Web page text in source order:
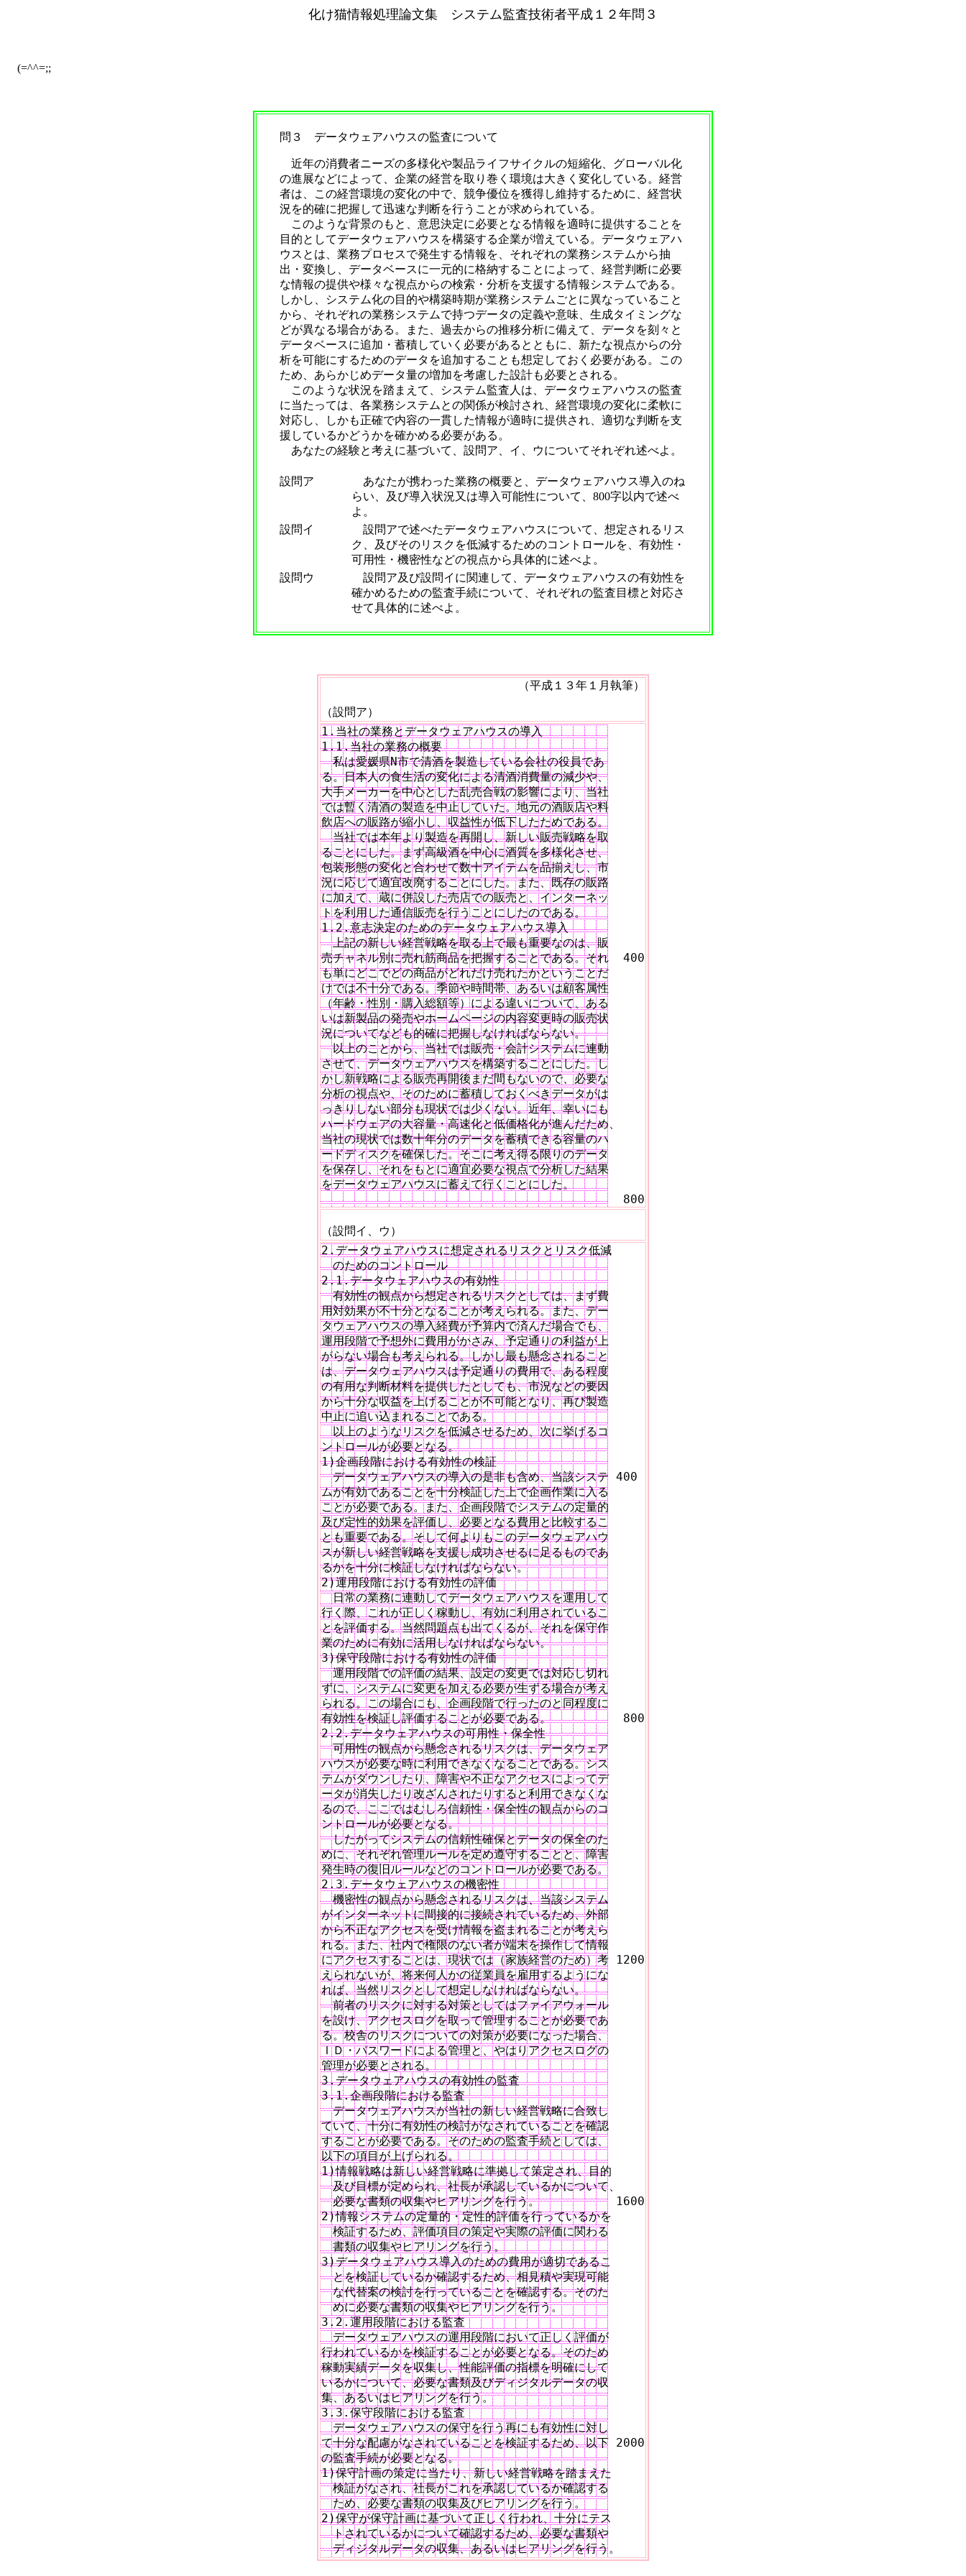
化け猫情報処理論文集 システム監査技術者平成１２年問３
(=^^=;;
問３ データウェアハウスの監査について
近年の消費者ニーズの多様化や製品ライフサイクルの短縮化、グローバル化
の進展などによって、企業の経営を取り巻く環境は大きく変化している。経営
者は、この経営環境の変化の中で、競争優位を獲得し維持するために、経営状
況を的確に把握して迅速な判断を行うことが求められている。
このような背景のもと、意思決定に必要となる情報を適時に提供することを
目的としてデータウェアハウスを構築する企業が増えている。データウェアハ
ウスとは、業務プロセスで発生する情報を、それぞれの業務システムから抽
出・変換し、データベースに一元的に格納することによって、経営判断に必要
な情報の提供や様々な視点からの検索・分析を支援する情報システムである。
しかし、システム化の目的や構築時期が業務システムごとに異なっていること
から、それぞれの業務システムで持つデータの定義や意味、生成タイミングな
どが異なる場合がある。また、過去からの推移分析に備えて、データを刻々と
データベースに追加・蓄積していく必要があるとともに、新たな視点からの分
析を可能にするためのデータを追加することも想定しておく必要がある。この
ため、あらかじめデータ量の増加を考慮した設計も必要とされる。
このような状況を踏まえて、システム監査人は、データウェアハウスの監査
に当たっては、各業務システムとの関係が検討され、経営環境の変化に柔軟に
対応し、しかも正確で内容の一貫した情報が適時に提供され、適切な判断を支
援しているかどうかを確かめる必要がある。
あなたの経験と考えに基づいて、設問ア、イ、ウについてそれぞれ述べよ。
設問ア
あなたが携わった業務の概要と、データウェアハウス導入のね
らい、及び導入状況又は導入可能性について、800字以内で述べ
よ。
設問イ
設問アで述べたデータウェアハウスについて、想定されるリス
ク、及びそのリスクを低減するためのコントロールを、有効性・
可用性・機密性などの視点から具体的に述べよ。
設問ウ
設問ア及び設問イに関連して、データウェアハウスの有効性を
確かめるための監査手続について、それぞれの監査目標と対応さ
せて具体的に述べよ。
（平成１３年１月執筆）
（設問ア）
1.当社の業務とデータウェアハウスの導入
1.1.当社の業務の概要
私は愛媛県N市で清酒を製造している会社の役員であ
る。日本人の食生活の変化による清酒消費量の減少や、
大手メーカーを中心とした乱売合戦の影響により、当社
では暫く清酒の製造を中止していた。地元の酒販店や料
飲店への販路が縮小し、収益性が低下したためである。
当社では本年より製造を再開し、新しい販売戦略を取
ることにした。まず高級酒を中心に酒質を多様化させ、
包装形態の変化と合わせて数十アイテムを品揃えし、市
況に応じて適宜改廃することにした。また、既存の販路
に加えて、蔵に併設した売店での販売と、インターネッ
トを利用した通信販売を行うことにしたのである。
1.2.意志決定のためのデータウェアハウス導入
上記の新しい経営戦略を取る上で最も重要なのは、販
売チャネル別に売れ筋商品を把握することである。それ  400
も単にどこでどの商品がどれだけ売れたかということだ
けでは不十分である。季節や時間帯、あるいは顧客属性
（年齢・性別・購入総額等）による違いについて、ある
いは新製品の発売やホームページの内容変更時の販売状
況についてなども的確に把握しなければならない。
以上のことから、当社では販売・会計システムに連動
させて、データウェアハウスを構築することにした。し
かし新戦略による販売再開後まだ間もないので、必要な
分析の視点や、そのために蓄積しておくべきデータがは
っきりしない部分も現状では少くない。近年、幸いにも
ハードウェアの大容量・高速化と低価格化が進んだため、
当社の現状では数十年分のデータを蓄積できる容量のハ
ードディスクを確保した。そこに考え得る限りのデータ
を保存し、それをもとに適宜必要な視点で分析した結果
をデータウェアハウスに蓄えて行くことにした。
（設問イ、ウ）
2.データウェアハウスに想定されるリスクとリスク低減
のためのコントロール
2.1.データウェアハウスの有効性
有効性の観点から想定されるリスクとしては、まず費
用対効果が不十分となることが考えられる。また、デー
タウェアハウスの導入経費が予算内で済んだ場合でも、
運用段階で予想外に費用がかさみ、予定通りの利益が上
がらない場合も考えられる。しかし最も懸念されること
は、データウェアハウスは予定通りの費用で、ある程度
の有用な判断材料を提供したとしても、市況などの要因
から十分な収益を上げることが不可能となり、再び製造
中止に追い込まれることである。
以上のようなリスクを低減させるため、次に挙げるコ
ントロールが必要となる。
1)企画段階における有効性の検証
データウェアハウスの導入の是非も含め、当該システ 400
ムが有効であることを十分検証した上で企画作業に入る
ことが必要である。また、企画段階でシステムの定量的
及び定性的効果を評価し、必要となる費用と比較するこ
とも重要である。そして何よりもこのデータウェアハウ
スが新しい経営戦略を支援し成功させるに足るものであ
るかを十分に検証しなければならない。
2)運用段階における有効性の評価
日常の業務に連動してデータウェアハウスを運用して
行く際、これが正しく稼動し、有効に利用されているこ
とを評価する。当然問題点も出てくるが、それを保守作
業のために有効に活用しなければならない。
3)保守段階における有効性の評価
運用段階での評価の結果、設定の変更では対応し切れ
ずに、システムに変更を加える必要が生ずる場合が考え
られる。この場合にも、企画段階で行ったのと同程度に
有効性を検証し評価することが必要である。　　　　　  800
2.2.データウェアハウスの可用性・保全性
可用性の観点から懸念されるリスクは、データウェア
ハウスが必要な時に利用できなくなることである。シス
テムがダウンしたり、障害や不正なアクセスによってデ
ータが消失したり改ざんされたりすると利用できなくな
るので、ここではむしろ信頼性・保全性の観点からのコ
ントロールが必要となる。
したがってシステムの信頼性確保とデータの保全のた
めに、それぞれ管理ルールを定め遵守することと、障害
発生時の復旧ルールなどのコントロールが必要である。
2.3.データウェアハウスの機密性
機密性の観点から懸念されるリスクは、当該システム
がインターネットに間接的に接続されているため、外部
から不正なアクセスを受け情報を盗まれることが考えら
れる。また、社内で権限のない者が端末を操作して情報
にアクセスすることは、現状では（家族経営のため）考 1200
えられないが、将来何人かの従業員を雇用するようにな
れば、当然リスクとして想定しなければならない。
前者のリスクに対する対策としてはファイアウォール
を設け、アクセスログを取って管理することが必要であ
る。校舎のリスクについての対策が必要になった場合、
ＩＤ・パスワードによる管理と、やはりアクセスログの
管理が必要とされる。
3.データウェアハウスの有効性の監査
3.1.企画段階における監査
データウェアハウスが当社の新しい経営戦略に合致し
ていて、十分に有効性の検討がなされていることを確認
することが必要である。そのための監査手続としては、
以下の項目が上げられる。
1)情報戦略は新しい経営戦略に準拠して策定され、目的
及び目標が定められ、社長が承認しているかについて、
必要な書類の収集やヒアリングを行う。　　　　　　 1600
2)情報システムの定量的・定性的評価を行っているかを
検証するため、評価項目の策定や実際の評価に関わる
書類の収集やヒアリングを行う。
3)データウェアハウス導入のための費用が適切であるこ
とを検証しているか確認するため、相見積や実現可能
な代替案の検討を行っていることを確認する。そのた
めに必要な書類の収集やヒアリングを行う。
3.2.運用段階における監査
データウェアハウスの運用段階において正しく評価が
行われているかを検証することが必要となる。そのため
稼動実績データを収集し、性能評価の指標を明確にして
いるかについて、必要な書類及びディジタルデータの収
集、あるいはヒアリングを行う。
3.3.保守段階における監査
データウェアハウスの保守を行う再にも有効性に対し
て十分な配慮がなされていることを検証するため、以下 2000
の監査手続が必要となる。
1)保守計画の策定に当たり、新しい経営戦略を踏まえた
検証がなされ、社長がこれを承認しているか確認する
ため、必要な書類の収集及びヒアリングを行う。
2)保守が保守計画に基づいて正しく行われ、十分にテス
トされているかについて確認するため、必要な書類や